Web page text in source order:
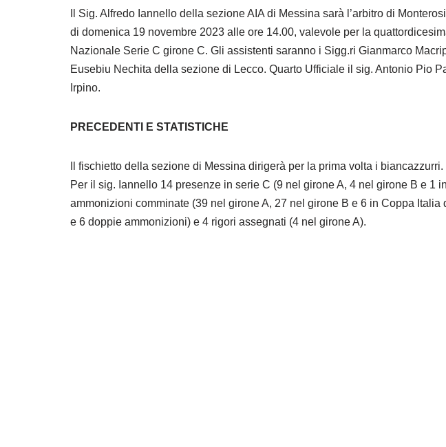
Il Sig. Alfredo Iannello della sezione AIA di Messina sarà l’arbitro di
di domenica 19 novembre 2023 alle ore 14.00, valevole per la
Nazionale Serie C girone C. Gli assistenti saranno i Sigg.ri Gianmarco
Eusebiu Nechita della sezione di Lecco. Quarto Ufficiale il sig. Antonio Pio
Irpino.
PRECEDENTI E STATISTICHE
Il fischietto della sezione di Messina dirigerà per la prima volta i biancazzurri.
Per il sig. Iannello 14 presenze in serie C (9 nel girone A, 4 nel girone B e 1
ammonizioni comminate (39 nel girone A, 27 nel girone B e 6 in Coppa Italia
e 6 doppie ammonizioni) e 4 rigori assegnati (4 nel girone A).